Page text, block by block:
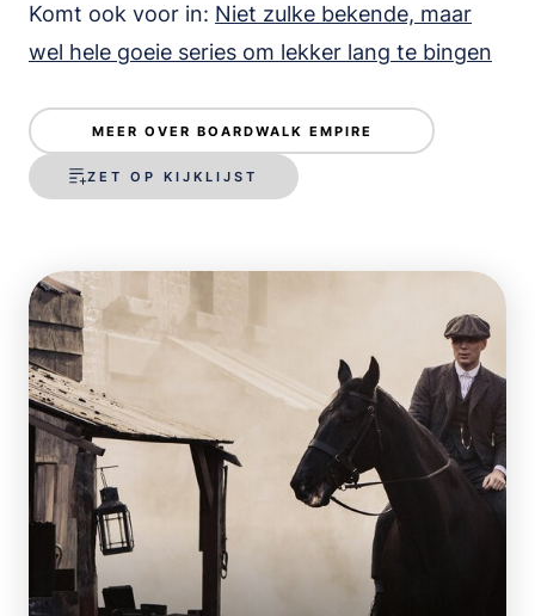
Komt ook voor in: Niet zulke bekende, maar
wel hele goeie series om lekker lang te bingen
MEER OVER BOARDWALK EMPIRE
ZET OP KIJKLIJST